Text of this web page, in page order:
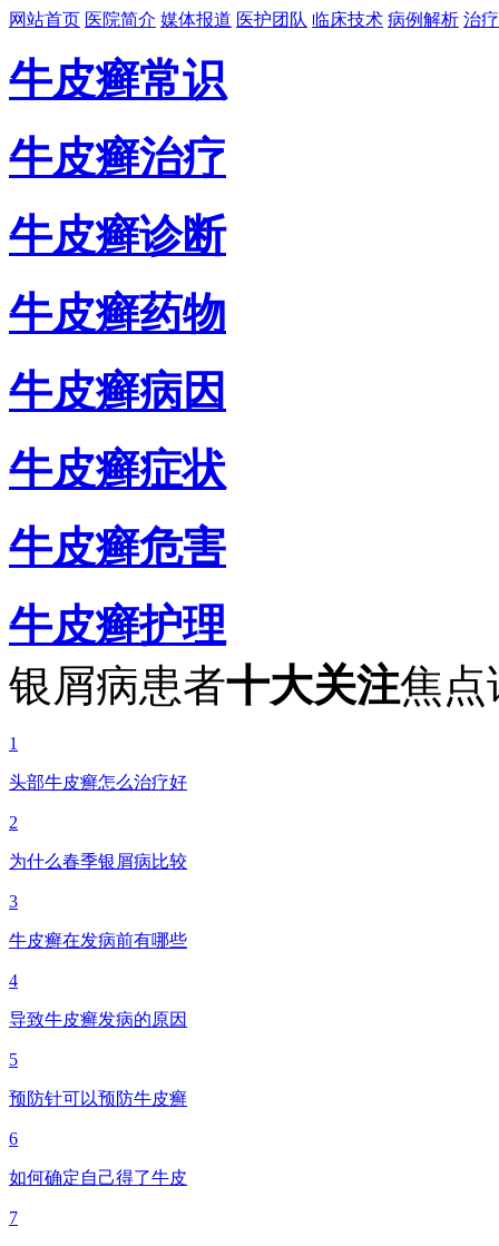
网站首页 医院简介 媒体报道 医护团队 临床技术 病例解析 治
牛皮癣常识
牛皮癣治疗
牛皮癣诊断
牛皮癣药物
牛皮癣病因
牛皮癣症状
牛皮癣危害
牛皮癣护理
银屑病患者十大关注焦点
1
头部牛皮癣怎么治疗好
2
为什么春季银屑病比较
3
牛皮癣在发病前有哪些
4
导致牛皮癣发病的原因
5
预防针可以预防牛皮癣
6
如何确定自己得了牛皮
7